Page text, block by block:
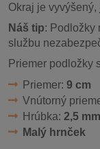
Okraj je
Náš tip: Podložky
službu
Priemer podložky
Priemer: 9 cm
Vnútorný
Hrúbka: 2,5 mm
Malý hrnček